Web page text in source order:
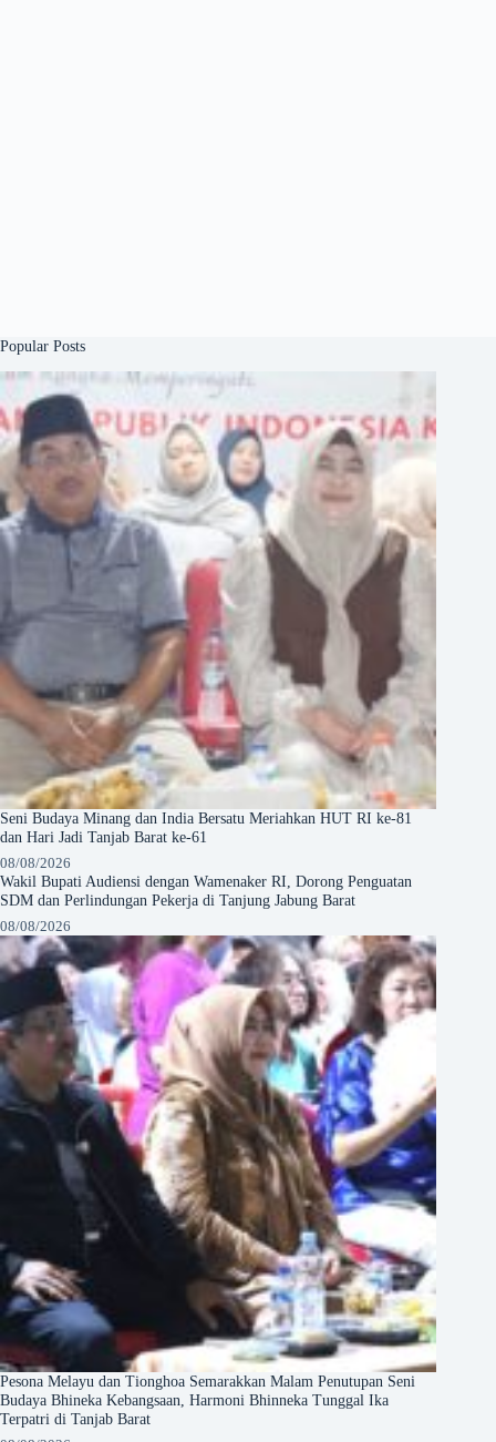
Popular Posts
Seni Budaya Minang dan India Bersatu Meriahkan HUT RI ke-81
dan Hari Jadi Tanjab Barat ke-61
08/08/2026
Wakil Bupati Audiensi dengan Wamenaker RI, Dorong Penguatan
SDM dan Perlindungan Pekerja di Tanjung Jabung Barat
08/08/2026
Pesona Melayu dan Tionghoa Semarakkan Malam Penutupan Seni
Budaya Bhineka Kebangsaan, Harmoni Bhinneka Tunggal Ika
Terpatri di Tanjab Barat